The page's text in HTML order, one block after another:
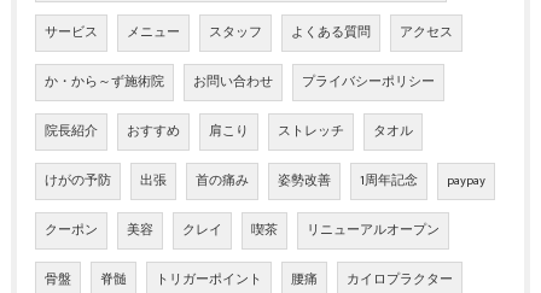
サービス メニュー スタッフ よくある質問 アクセス
か・から～ず施術院 お問い合わせ プライバシーポリシー
院長紹介 おすすめ 肩こり ストレッチ タオル
けがの予防 出張 首の痛み 姿勢改善 1周年記念 paypay
クーポン 美容 クレイ 喫茶 リニューアルオープン
骨盤 脊髄 トリガーポイント 腰痛 カイロプラクター